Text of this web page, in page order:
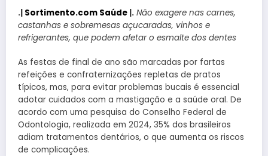
.| Sortimento.com Saúde |. Não exagere nas carnes,
castanhas e sobremesas açucaradas, vinhos e
refrigerantes, que podem afetar o esmalte dos dentes
As festas de final de ano são marcadas por fartas
refeições e confraternizações repletas de pratos
típicos, mas, para evitar problemas bucais é essencial
adotar cuidados com a mastigação e a saúde oral. De
acordo com uma pesquisa do Conselho Federal de
Odontologia, realizada em 2024, 35% dos brasileiros
adiam tratamentos dentários, o que aumenta os riscos
de complicações.